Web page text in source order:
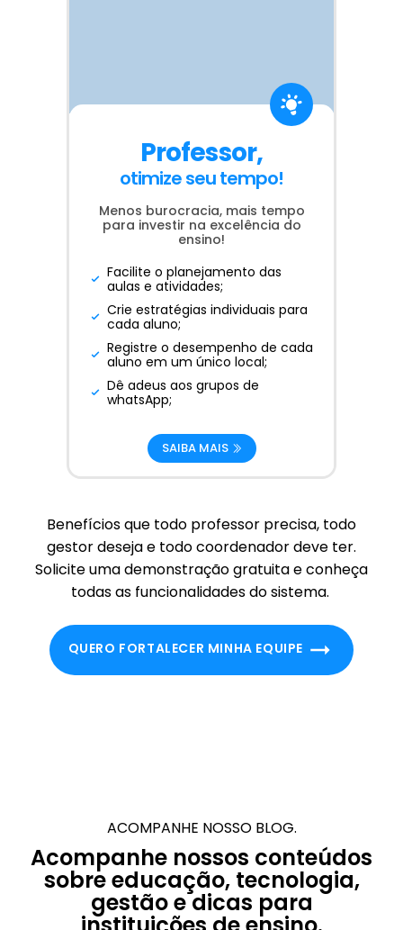
Professor,
otimize seu tempo!
Menos burocracia, mais tempo
para investir na excelência do
ensino!
Facilite o planejamento das
aulas e atividades;
Crie estratégias individuais para
cada aluno;
Registre o desempenho de cada
aluno em um único local;
Dê adeus aos grupos de
whatsApp;
SAIBA MAIS
Benefícios que todo professor precisa, todo
gestor deseja e todo coordenador deve ter.
Solicite uma demonstração gratuita e conheça
todas as funcionalidades do sistema.
QUERO FORTALECER MINHA EQUIPE
ACOMPANHE NOSSO BLOG.
Acompanhe nossos conteúdos
sobre educação, tecnologia,
gestão e dicas para